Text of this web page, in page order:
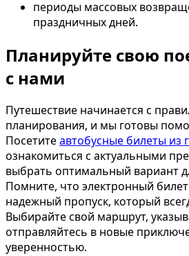
периоды массовых
праздничных дней.
Планируйте свою
с нами
Путешествие начинается с
планирования, и мы готовы
Посетитеавтобусные билеты из
ознакомиться с актуальными
выбрать оптимальный вариант
Помните, что электронный
надежный пропуск, который
Выбирайте свой маршрут,
отправляйтесь в новые
уверенностью.